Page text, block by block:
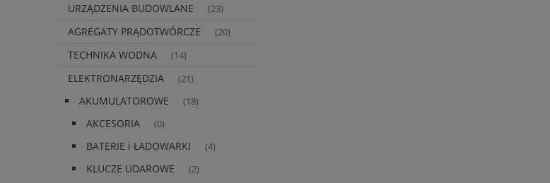
URZĄDZENIA BUDOWLANE (23)
AGREGATY PRĄDOTWÓRCZE (20)
TECHNIKA WODNA (14)
ELEKTRONARZĘDZIA (21)
AKUMULATOROWE (18)
AKCESORIA (0)
BATERIE i ŁADOWARKI (4)
KLUCZE UDAROWE (2)